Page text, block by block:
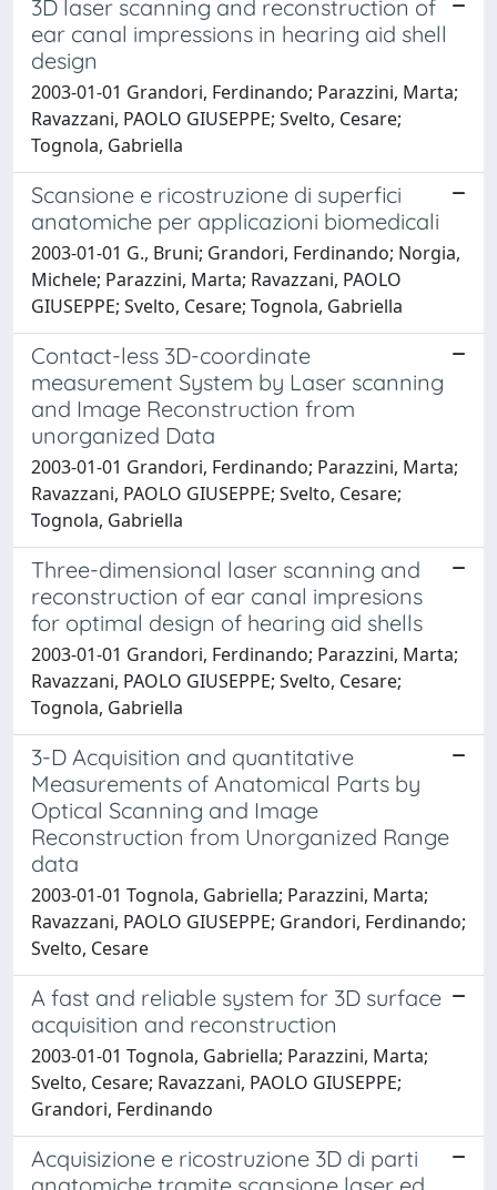
3D laser scanning and reconstruction of
ear canal impressions in hearing aid shell
design
2003-01-01 Grandori, Ferdinando; Parazzini, Marta;
Ravazzani, PAOLO GIUSEPPE; Svelto, Cesare;
Tognola, Gabriella
Scansione e ricostruzione di superfici
anatomiche per applicazioni biomedicali
2003-01-01 G., Bruni; Grandori, Ferdinando; Norgia,
Michele; Parazzini, Marta; Ravazzani, PAOLO
GIUSEPPE; Svelto, Cesare; Tognola, Gabriella
Contact-less 3D-coordinate
measurement System by Laser scanning
and Image Reconstruction from
unorganized Data
2003-01-01 Grandori, Ferdinando; Parazzini, Marta;
Ravazzani, PAOLO GIUSEPPE; Svelto, Cesare;
Tognola, Gabriella
Three-dimensional laser scanning and
reconstruction of ear canal impresions
for optimal design of hearing aid shells
2003-01-01 Grandori, Ferdinando; Parazzini, Marta;
Ravazzani, PAOLO GIUSEPPE; Svelto, Cesare;
Tognola, Gabriella
3-D Acquisition and quantitative
Measurements of Anatomical Parts by
Optical Scanning and Image
Reconstruction from Unorganized Range
data
2003-01-01 Tognola, Gabriella; Parazzini, Marta;
Ravazzani, PAOLO GIUSEPPE; Grandori, Ferdinando;
Svelto, Cesare
A fast and reliable system for 3D surface
acquisition and reconstruction
2003-01-01 Tognola, Gabriella; Parazzini, Marta;
Svelto, Cesare; Ravazzani, PAOLO GIUSEPPE;
Grandori, Ferdinando
Acquisizione e ricostruzione 3D di parti